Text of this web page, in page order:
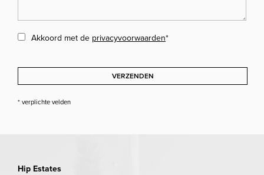
Akkoord met de privacyvoorwaarden*
VERZENDEN
* verplichte velden
Hip Estates